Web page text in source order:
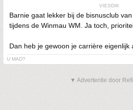
VIESDIK
Barnie gaat lekker bij de bisnusclub
tijdens de Winmau WM. Ja toch,
Dan heb je gewoon je carrière eigenlijk
U MAD?
▼ Advertentie door